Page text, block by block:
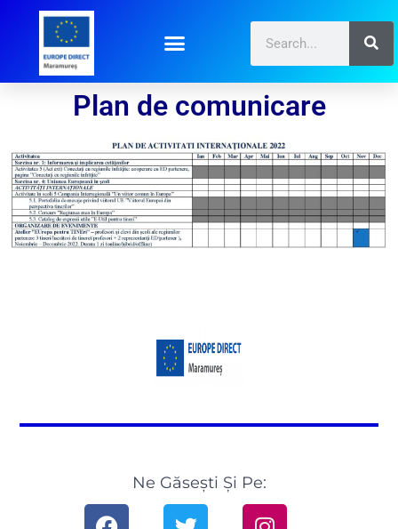
Plan de comunicare
Ne Găsești Și Pe: